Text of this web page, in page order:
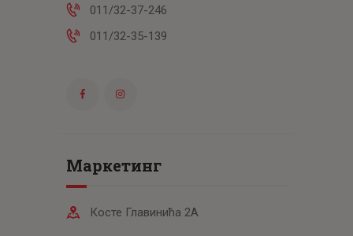
011/32-37-246
011/32-35-139
Маркетинг
Косте Главинића 2А